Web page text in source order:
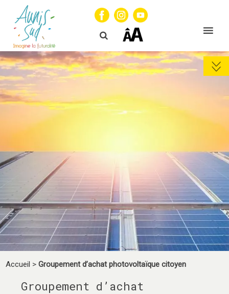
Accueil >Groupement d’achat photovoltaïque citoyen
Groupement d’achat